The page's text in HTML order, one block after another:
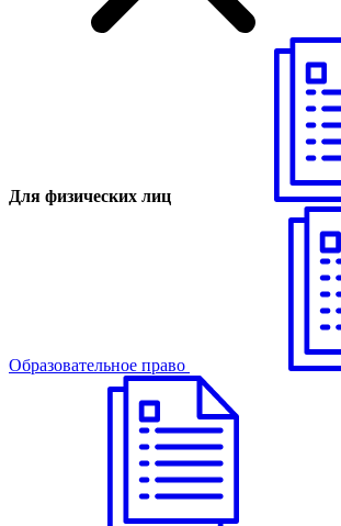
Для физических лиц
Образовательное право